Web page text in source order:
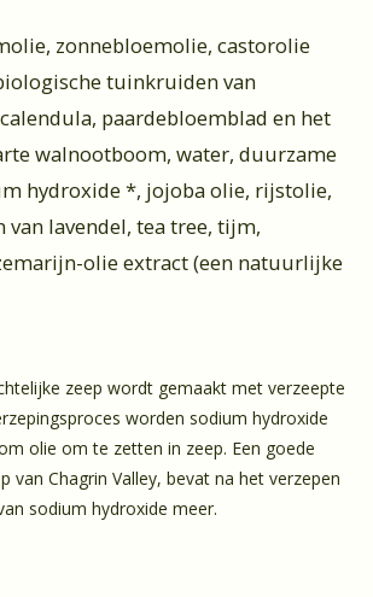
zonnebloemolie, castorolie
tuinkruiden van
paardebloemblad en het
walnootboom, water, duurzame
hydroxide *, jojoba olie, rijstolie,
van lavendel, tea tree, tijm,
olie extract (een natuurlijke
zeep wordt gemaakt met verzeepte
worden sodium hydroxide
olie om te zetten in zeep. Een goede
van Chagrin Valley, bevat na het verzepen
sodium hydroxide meer.